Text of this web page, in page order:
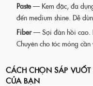
Paste— Kem đặc, đa
đến medium shine. Dễ
Fiber— Sợi đàn hồi cao.
Chuyên cho tóc mỏng cần
CÁCH CHỌN SÁP
CỦA BẠN